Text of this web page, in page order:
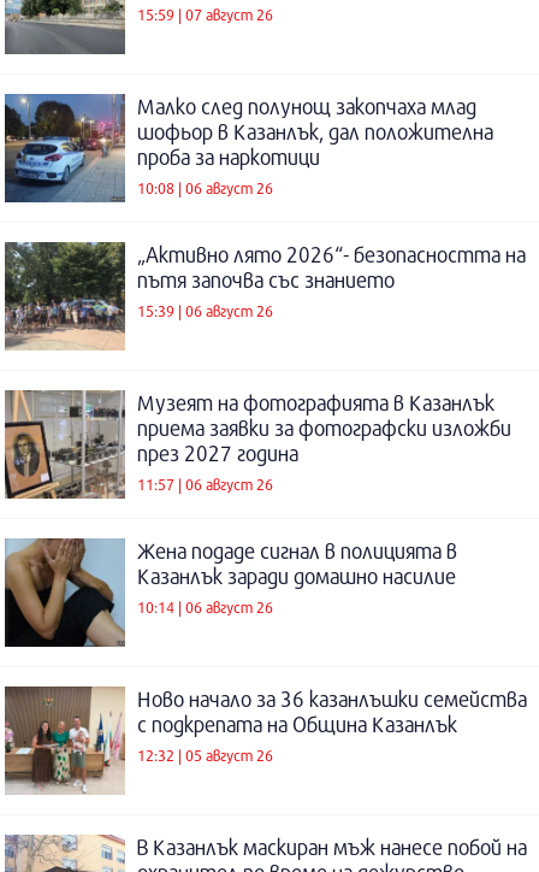
15:59 | 07 август 26
Малко след полунощ закопчаха млад
шофьор в Казанлък, дал положителна
проба за наркотици
10:08 | 06 август 26
„Активно лято 2026“- безопасността на
пътя започва със знанието
15:39 | 06 август 26
Музеят на фотографията в Казанлък
приема заявки за фотографски изложби
през 2027 година
11:57 | 06 август 26
Жена подаде сигнал в полицията в
Казанлък заради домашно насилие
10:14 | 06 август 26
Ново начало за 36 казанлъшки семейства
с подкрепата на Община Казанлък
12:32 | 05 август 26
В Казанлък маскиран мъж нанесе побой на